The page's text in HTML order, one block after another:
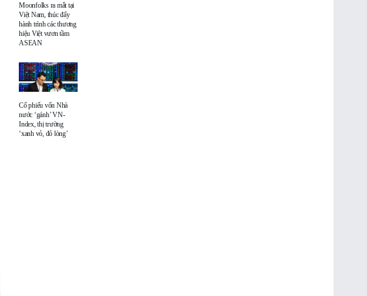
Moonfolks ra mắt tại
Việt Nam, thúc đẩy
hành trình các thương
hiệu Việt vươn tầm
ASEAN
Cổ phiếu vốn Nhà
nước ‘gánh’ VN-
Index, thị trường
‘xanh vỏ, đỏ lòng’